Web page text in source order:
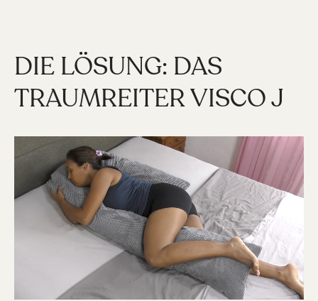
DIE LÖSUNG: DAS
TRAUMREITER VISCO J